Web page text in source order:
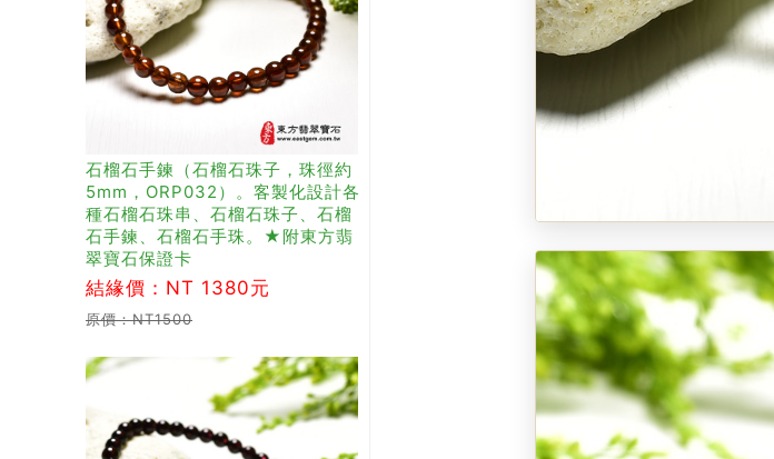
石榴石手鍊（石榴石珠子，珠徑約
5mm，ORP032）。客製化設計各
種石榴石珠串、石榴石珠子、石榴
石手鍊、石榴石手珠。★附東方翡
翠寶石保證卡
結緣價：NT 1380元
原價：NT1500